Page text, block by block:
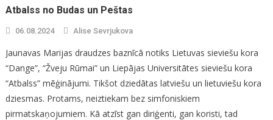
Atbalss no Budas un Peštas
06.08.2024 Alise Sevrjukova
Jaunavas Marijas draudzes baznīcā notiks Lietuvas sieviešu kora
“Dange”, “Žveju Rūmai” un Liepājas Universitātes sieviešu kora
“Atbalss” mēģinājumi. Tikšot dziedātas latviešu un lietuviešu kora
dziesmas. Protams, neiztiekam bez simfoniskiem
pirmatskaņojumiem. Kā atzīst gan diriģenti, gan koristi, tad